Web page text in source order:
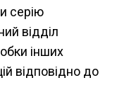
серію
відділ
інших
відповідно до